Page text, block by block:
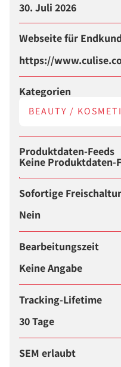
30. Juli 2026
Webseite für
https://
Kategorien
BEAUTY /
Produktdaten-Feeds
Keine Produktdaten-
Sofortige
Nein
Bearbeitungszeit
Keine Angabe
Tracking-Lifetime
30 Tage
SEM erlaubt